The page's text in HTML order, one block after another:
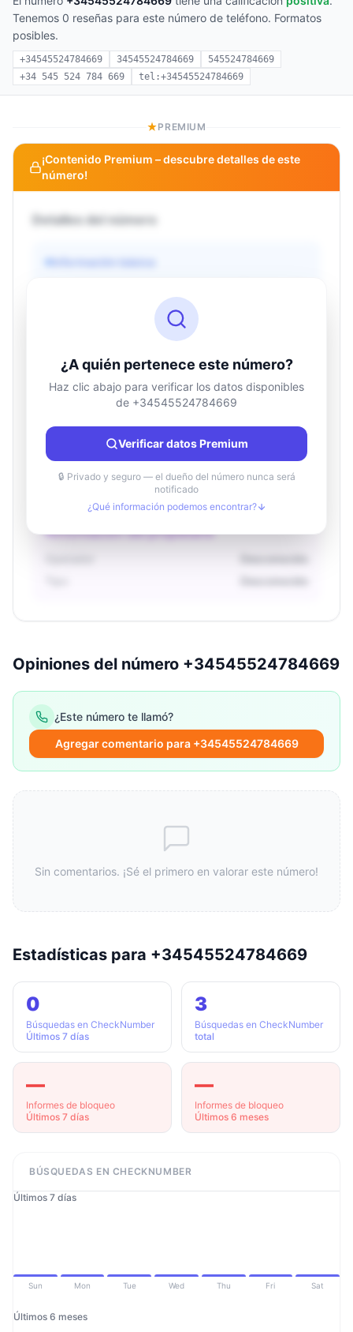
Tenemos 0 reseñas para este número de teléfono. Formatos
posibles.
+34545524784669 34545524784669
545524784669
+34 545 524 784 669
tel:+34545524784669
PREMIUM
¡Contenido Premium – descubre detalles de este
número!
Detalles del número
Información básica
Información de ubicación
País
Desconocido
Ciudad
Desconocido
Región
Desconocido
Información del propietario
¿A quién pertenece este número?
Haz clic abajo para verificar los datos disponibles
de +34545524784669
Verificar datos Premium
🔒 Privado y seguro — el dueño del número nunca será
notificado
¿Qué información podemos encontrar?
Opiniones del número +34545524784669
¿Este número te llamó?
Agregar comentario para +34545524784669
Sin comentarios. ¡Sé el primero en valorar este número!
Estadísticas para +34545524784669
0
Búsquedas en CheckNumber
Últimos 7 días
3
Búsquedas en CheckNumber
total
—
Informes de bloqueo
Últimos 7 días
—
Informes de bloqueo
Últimos 6 meses
BÚSQUEDAS EN CHECKNUMBER
Últimos 7 días
Sun Mon Tue Wed Thu Fri Sat
Últimos 6 meses